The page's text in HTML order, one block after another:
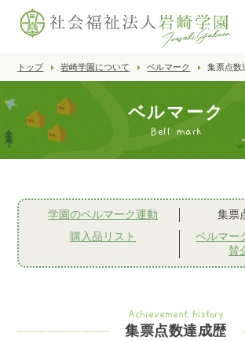
トップ 岩崎学園について ベルマーク 集票点数
ベルマーク
Bell mark
学園のベルマーク運動
集票
購入品リスト
ベルマー
賛
Achievement history
集票点数達成歴